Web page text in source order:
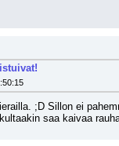
;D Sillon ei
saa kaivaa